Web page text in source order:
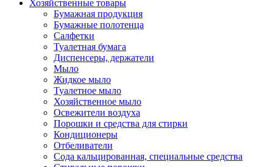
Хозяйственные товары
Бумажная продукция
Бумажные полотенца
Салфетки
Туалетная бумага
Диспенсеры, держатели
Мыло
Жидкое мыло
Туалетное мыло
Хозяйственное мыло
Освежители воздуха
Порошки и средства для стирки
Кондиционеры
Отбеливатели
Сода кальцированная, специальные средства